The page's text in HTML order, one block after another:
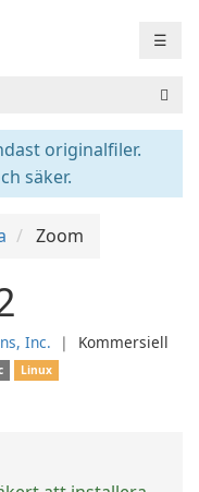
☰
originalfiler.
säker.
Zoom
Inc. ❘ Kommersiell
Linux